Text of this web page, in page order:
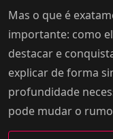
Mas o que é
importante: como
destacar e
explicar de forma
profundidade
pode mudar o